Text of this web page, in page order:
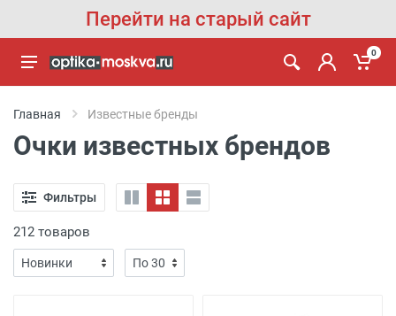
Перейти на старый сайт
0
Главная Известные бренды
Очки известных брендов
Фильтры
212 товаров